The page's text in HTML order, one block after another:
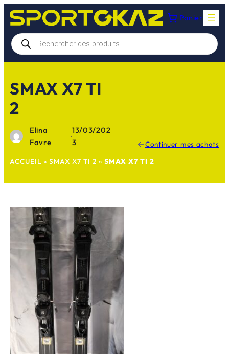
Aller
au
contenu
Panier
Recherche
de
produits
SMAX X7 TI
2
Elina
Favre
·
13/03/202
3
Continuer mes achats
ACCUEIL » SMAX X7 TI 2 » SMAX X7 TI 2